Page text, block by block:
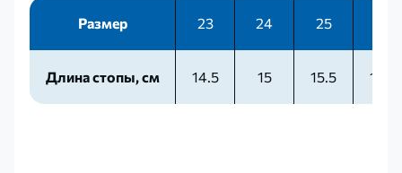
Размер 23 24 25
Длина стопы, см 14.5 15 15.5 16.5